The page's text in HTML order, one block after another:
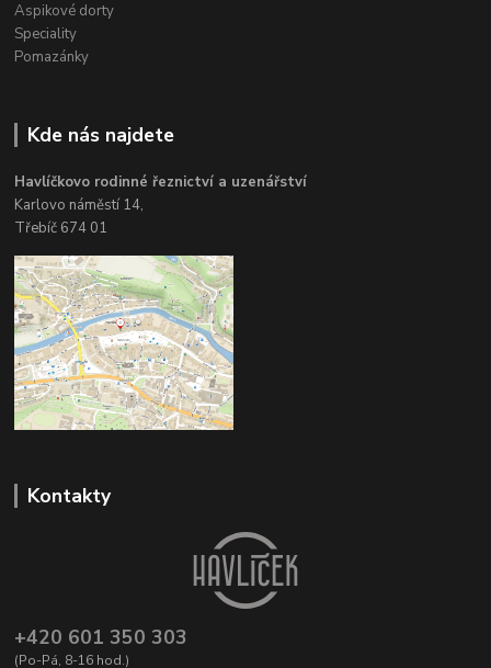
Aspikové dorty
Speciality
Pomazánky
Kde nás najdete
Havlíčkovo rodinné řeznictví a uzenářství
Karlovo náměstí 14,
Třebíč 674 01
Kontakty
+420 601 350 303
(Po-Pá, 8-16 hod.)